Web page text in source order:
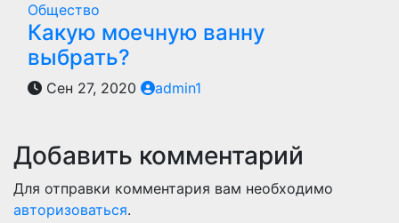
Общество
Какую моечную ванну
выбрать?
Сен 27, 2020 admin1
Добавить комментарий
Для отправки комментария вам необходимо
авторизоваться.